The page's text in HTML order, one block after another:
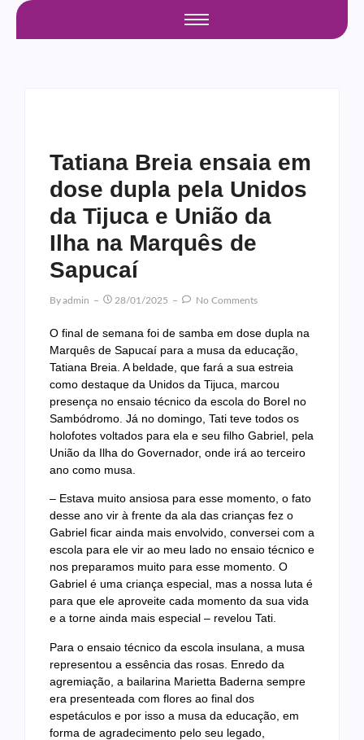
Tatiana Breia ensaia em
dose dupla pela Unidos
da Tijuca e União da
Ilha na Marquês de
Sapucaí
ByAdmin 28/01/2025 No Comments
O final de semana foi de samba em dose dupla na
Marquês de Sapucaí para a musa da educação,
Tatiana Breia. A beldade, que fará a sua estreia
como destaque da Unidos da Tijuca, marcou
presença no ensaio técnico da escola do Borel no
Sambódromo. Já no domingo, Tati teve todos os
holofotes voltados para ela e seu filho Gabriel, pela
União da Ilha do Governador, onde irá ao terceiro
ano como musa.
– Estava muito ansiosa para esse momento, o fato
desse ano vir à frente da ala das crianças fez o
Gabriel ficar ainda mais envolvido, conversei com a
escola para ele vir ao meu lado no ensaio técnico e
nos preparamos muito para esse momento. O
Gabriel é uma criança especial, mas a nossa luta é
para que ele aproveite cada momento da sua vida
e a torne ainda mais especial – revelou Tati.
Para o ensaio técnico da escola insulana, a musa
representou a essência das rosas. Enredo da
agremiação, a bailarina Marietta Baderna sempre
era presenteada com flores ao final dos
espetáculos e por isso a musa da educação, em
forma de agradecimento pelo seu legado,